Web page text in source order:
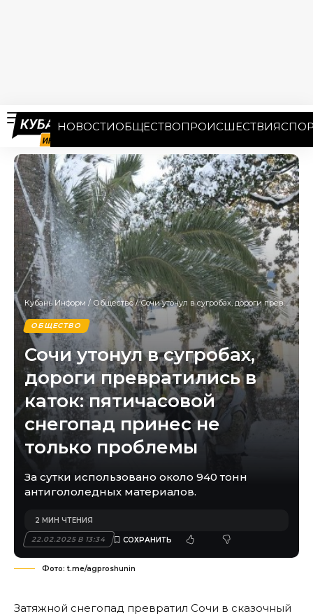
НОВОСТИОБЩЕСТВОПРОИСШЕСТВИЯ
Кубань Информ / Общество/Сочи утонул в сугробах, дороги превратились в каток: пятичасовой снегопад принес не только проблемы
ОБЩЕСТВО
Сочи утонул в сугробах,
дороги превратились в
каток: пятичасовой
снегопад принес не
только проблемы
За сутки использовано около 940 тонн
антигололедных материалов.
22.02.2025 В 13:34
2 МИН ЧТЕНИЯ
Фото: t.me/agproshunin
Затяжной снегопад превратил Сочи в сказочный